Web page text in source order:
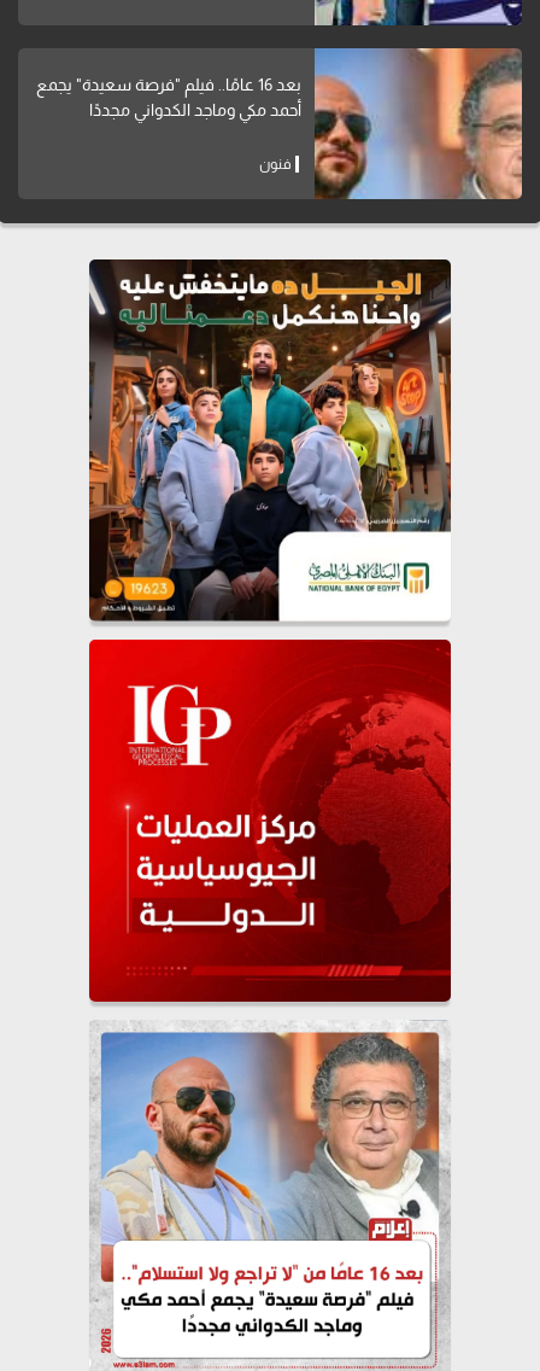
بعد 16 عامًا.. فيلم "فرصة سعيدة" يجمع
أحمد مكي وماجد الكدواني مجددًا
فنون